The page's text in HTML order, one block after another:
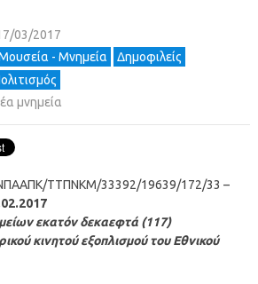
03/2017
- Μνημεία
Δημοφιλείς
μνημεία
ΤΤΠΝΚΜ/33392/19639/172/33 –
εκατόν δεκαεφτά (117)
κινητού εξοπλισμού του Εθνικού